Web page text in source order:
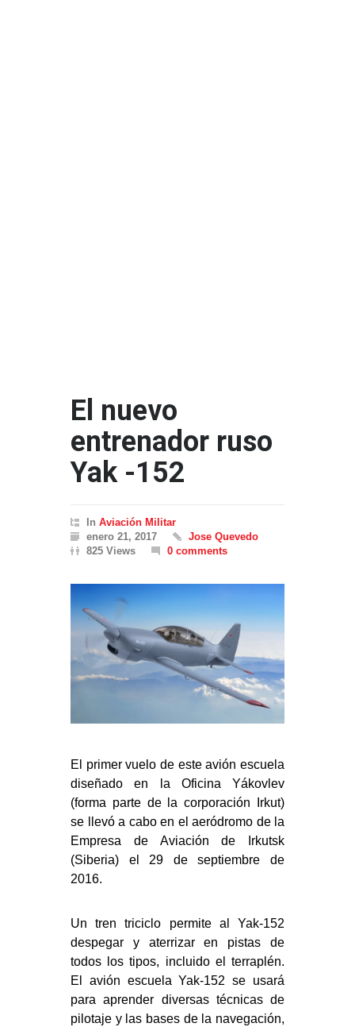
El nuevo
entrenador ruso
Yak -152
In Aviación Militar
enero 21, 2017
Jose Quevedo
825 Views
0 comments
El primer vuelo de este avión escuela
diseñado en la Oficina Yákovlev
(forma parte de la corporación Irkut)
se llevó a cabo en el aeródromo de la
Empresa de Aviación de Irkutsk
(Siberia) el 29 de septiembre de
2016.
Un tren triciclo permite al Yak-152
despegar y aterrizar en pistas de
todos los tipos, incluido el terraplén.
El avión escuela Yak-152 se usará
para aprender diversas técnicas de
pilotaje y las bases de la navegación,